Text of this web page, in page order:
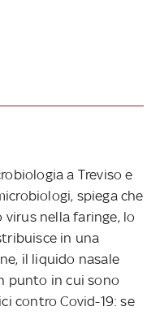
a Treviso e
spiega che
virus nella faringe, lo
in una
il liquido nasale
punto in cui sono
contro Covid-19: se